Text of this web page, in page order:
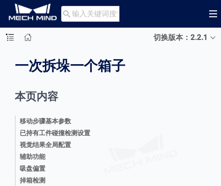

切换版本：2.2.1
一次拆垛一个箱子
本页内容
移动步骤基本参数
已持有工件碰撞检测设置
视觉结果全局配置
辅助功能
吸盘偏置
掉箱检测